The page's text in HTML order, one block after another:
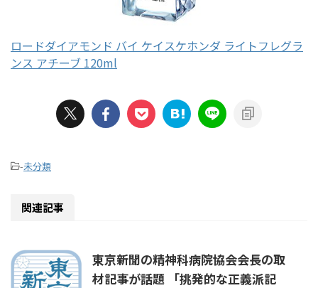
ロードダイアモンド バイ ケイスケホンダ ライトフレグラ
ンス アチーブ 120ml
-未分類
関連記事
東京新聞の精神科病院協会会長の取
材記事が話題 「挑発的な正義派記